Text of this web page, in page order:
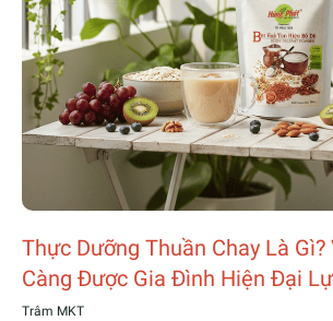
Thực Dưỡng Thuần Chay Là Gì?
Càng Được Gia Đình Hiện Đại
Trâm MKT